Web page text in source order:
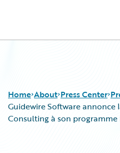
Home About Press Center
Guidewire Software
Consulting à son